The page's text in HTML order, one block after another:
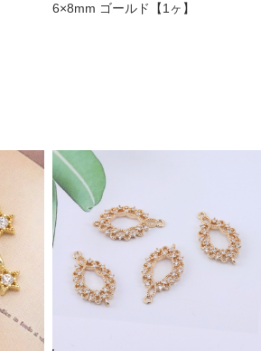
6×8mm ゴールド【1ヶ】